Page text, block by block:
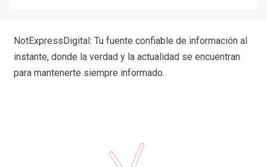
NotExpressDigital: Tu fuente confiable de información al
instante, donde la verdad y la actualidad se encuentran
para mantenerte siempre informado.